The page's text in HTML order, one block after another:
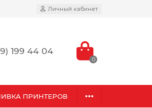
Личный кабинет
199 44 04
0
ПРИНТЕРОВ